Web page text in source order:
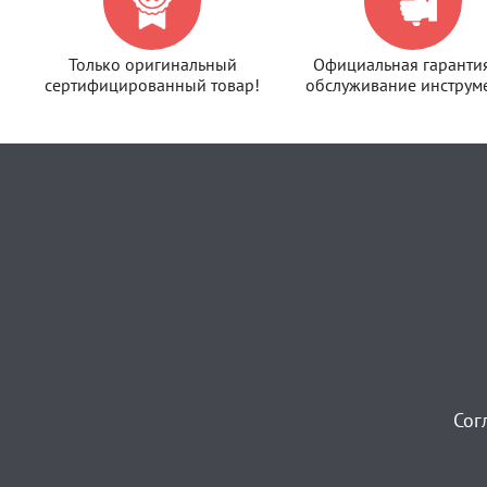
Только оригинальный
сертифицированный товар!
Официальная
обслуживание